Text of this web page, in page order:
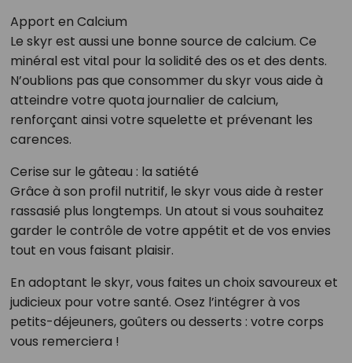
Apport en Calcium
Le skyr est aussi une bonne source de calcium. Ce
minéral est vital pour la solidité des os et des dents.
N’oublions pas que consommer du skyr vous aide à
atteindre votre quota journalier de calcium,
renforçant ainsi votre squelette et prévenant les
carences.
Cerise sur le gâteau : la satiété
Grâce à son profil nutritif, le skyr vous aide à rester
rassasié plus longtemps. Un atout si vous souhaitez
garder le contrôle de votre appétit et de vos envies
tout en vous faisant plaisir.
En adoptant le skyr, vous faites un choix savoureux et
judicieux pour votre santé. Osez l’intégrer à vos
petits-déjeuners, goûters ou desserts : votre corps
vous remerciera !